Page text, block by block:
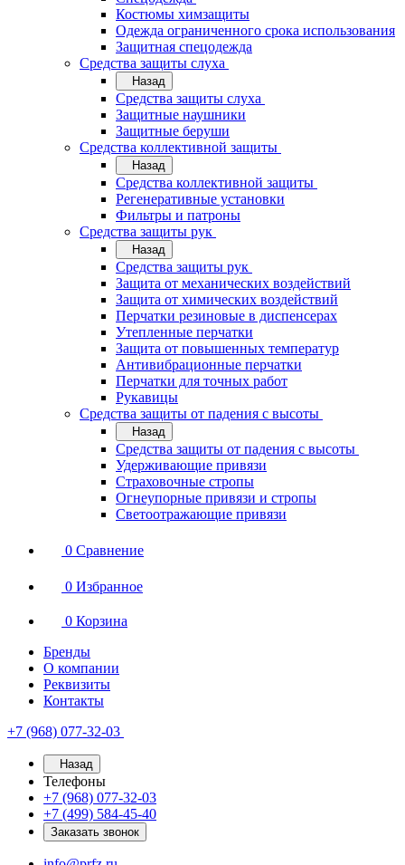
Костюмы химзащиты
Одежда ограниченного срока использования
Защитная спецодежда
Средства защиты слуха
Назад
Средства защиты слуха
Защитные наушники
Защитные беруши
Средства коллективной защиты
Назад
Средства коллективной защиты
Регенеративные установки
Фильтры и патроны
Средства защиты рук
Назад
Средства защиты рук
Защита от механических воздействий
Защита от химических воздействий
Перчатки резиновые в диспенсерах
Утепленные перчатки
Защита от повышенных температур
Антивибрационные перчатки
Перчатки для точных работ
Рукавицы
Средства защиты от падения с высоты
Назад
Средства защиты от падения с высоты
Удерживающие привязи
Страховочные стропы
Огнеупорные привязи и стропы
Светоотражающие привязи
0 Сравнение
0 Избранное
0 Корзина
Бренды
О компании
Реквизиты
Контакты
+7 (968) 077-32-03
Назад
Телефоны
+7 (968) 077-32-03
+7 (499) 584-45-40
Заказать звонок